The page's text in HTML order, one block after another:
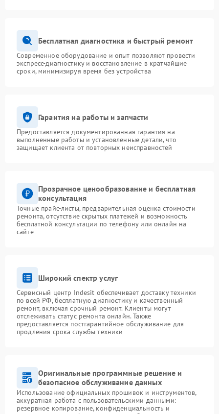
Бесплатная диагностика и быстрый ремонт
Современное оборудование и опыт позволяют провести
экспресс-диагностику и восстановление в кратчайшие
сроки, минимизируя время без устройства
Гарантия на работы и запчасти
Предоставляется документированная гарантия на
выполненные работы и установленные детали, что
защищает клиента от повторных неисправностей
Прозрачное ценообразование и бесплатная
консультация
Точные прайс-листы, предварительная оценка стоимости
ремонта, отсутствие скрытых платежей и возможность
бесплатной консультации по телефону или онлайн на
сайте
Широкий спектр услуг
Сервисный центр Indesit обеспечивает доставку техники
по всей РФ, бесплатную диагностику и качественный
ремонт, включая срочный ремонт. Клиенты могут
отслеживать статус ремонта онлайн. Также
предоставляется постгарантийное обслуживание для
продления срока службы техники
Оригинальные программные решение и
безопасное обслуживание данных
Использование официальных прошивок и инструментов,
аккуратная работа с пользовательскими данными:
резервное копирование, конфиденциальность и